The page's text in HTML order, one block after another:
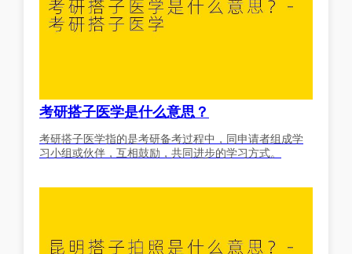
考研搭子医学是什么意思？
考研搭子医学指的是考研备考过程中，同申请者组成学
习小组或伙伴，互相鼓励，共同进步的学习方式。